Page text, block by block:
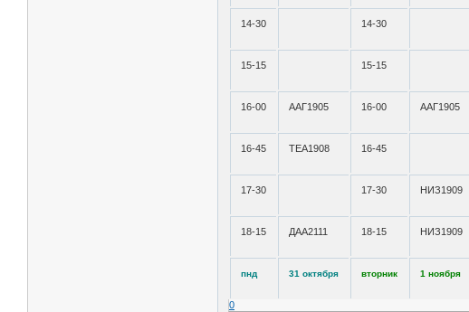
14-30 14-30
15-15 15-15
16-00 ААГ1905 16-00 ААГ1905
16-45 ТЕА1908 16-45
17-30 17-30 НИЗ1909
18-15 ДАА2111 18-15 НИЗ1909
пнд 31 октября вторник 1 ноября
0